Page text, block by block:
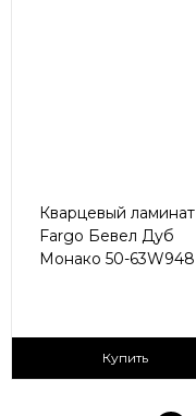
Кварцевый ламинат
Fargo Бевел Дуб
Монако 50-63W948
2
Купить